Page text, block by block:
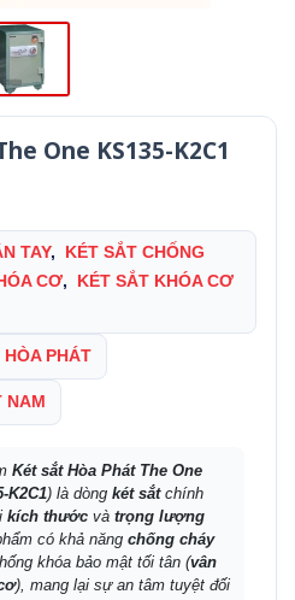
One KS135-K2C1
TAY,
KÉT SẮT CHỐNG
CƠ,
KÉT SẮT KHÓA CƠ
HÒA PHÁT
NAM
Két sắt Hòa Phát The One
K2C1) là dòng két sắtchính
kích thước và trọng lượng
có khả năng chống cháy
khóa bảo mật tối tân (vân
), mang lại sự an tâm tuyệt đối